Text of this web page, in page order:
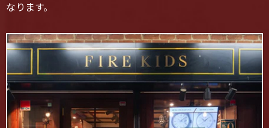
なります。